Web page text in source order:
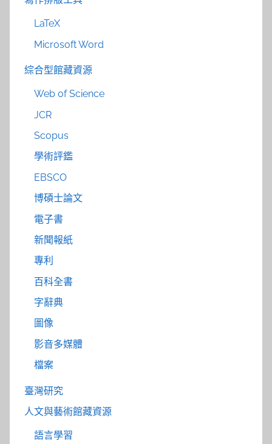
LaTeX
Microsoft Word
綜合型館藏資源
Web of Science
JCR
Scopus
學術評鑑
EBSCO
博碩士論文
電子書
新聞報紙
專利
百科全書
字辭典
圖像
影音多媒體
檔案
臺灣研究
人文與藝術館藏資源
語言學習